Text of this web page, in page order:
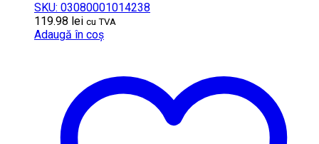
SKU: 03080001014238
119.98 lei cu TVA
Adaugă în coș